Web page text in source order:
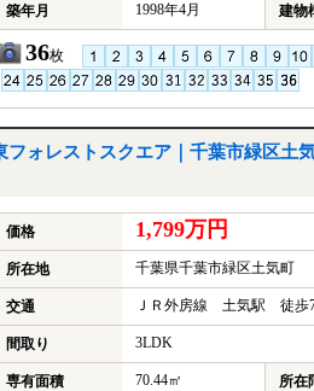
築年月 1998年4月 建物
36枚
フォレストスクエア｜千葉市緑区土
価格 1,799万円
所在地 千葉県千葉市緑区土気町
交通 ＪＲ外房線 土気駅 徒歩
間取り 3LDK
専有面積 70.44㎡ 所在